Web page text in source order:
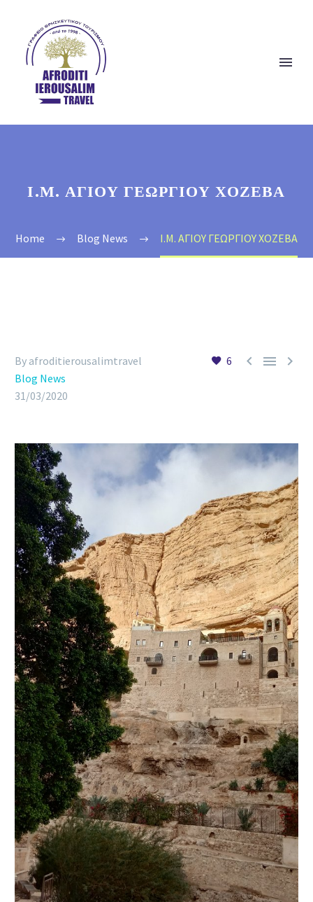
Ι.Μ. ΑΓΙΟΥ ΓΕΩΡΓΙΟΥ ΧΟΖΕΒΑ
Home Blog News Ι.Μ. ΑΓΙΟΥ ΓΕΩΡΓΙΟΥ ΧΟΖΕΒΑ
6   
By afroditierousalimtravel
Blog News
31/03/2020